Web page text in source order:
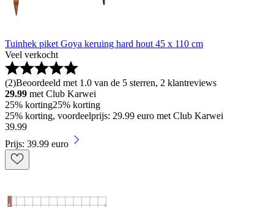
Tuinhek piket Goya keruing hard hout 45 x 110 cm
Veel verkocht
(2)Beoordeeld met 1.0 van de 5 sterren, 2 klantreviews
29.99 met Club Karwei
25% korting25% korting
25% korting, voordeelprijs: 29.99 euro met Club Karwei
39.99
Prijs: 39.99 euro